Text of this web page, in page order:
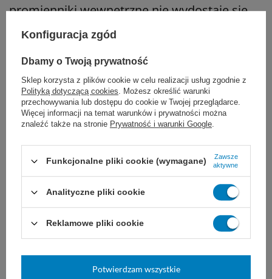
promienniki wewnętrzne nie wydostaje się
na zewnątrz.
Posiada wszelkie wymagane certyfikaty:
Parametry:
Konfiguracja zgód
Dbamy o Twoją prywatność
Sklep korzysta z plików cookie w celu realizacji usług zgodnie z
Polityką dotyczącą cookies. Możesz określić warunki
przechowywania lub dostępu do cookie w Twojej przeglądarce.
Więcej informacji na temat warunków i prywatności można
znaleźć także na stronie Prywatność i warunki Google.
Funkcjonalne pliki cookie (wymagane)
Zawsze
aktywne
Analityczne pliki cookie
Reklamowe pliki cookie
Potwierdzam wszystkie